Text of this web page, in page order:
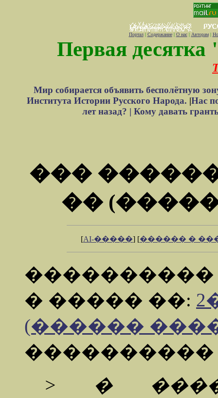
Портал| Содержание| О нас| Авторам|
Первая десятка
Мир собирается объявить бесполётную
Института Истории Русского Народа. |Нас
лет назад? | Кому давать
���
��
[AI-�����] [������ �
� ����� ��:
(������
> � ����